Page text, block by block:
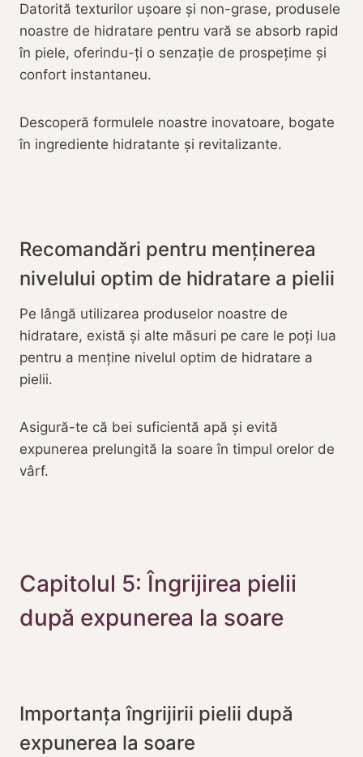
Datorită texturilor ușoare și non-grase, produsele
noastre de hidratare pentru vară se absorb rapid
în piele, oferindu-ți o senzație de prospețime și
confort instantaneu.
Descoperă formulele noastre inovatoare, bogate
în ingrediente hidratante și revitalizante.
Recomandări pentru menținerea
nivelului optim de hidratare a pielii
Pe lângă utilizarea produselor noastre de
hidratare, există și alte măsuri pe care le poți lua
pentru a menține nivelul optim de hidratare a
pielii.
Asigură-te că bei suficientă apă și evită
expunerea prelungită la soare în timpul orelor de
vârf.
Capitolul 5: Îngrijirea pielii
după expunerea la soare
Importanța îngrijirii pielii după
expunerea la soare